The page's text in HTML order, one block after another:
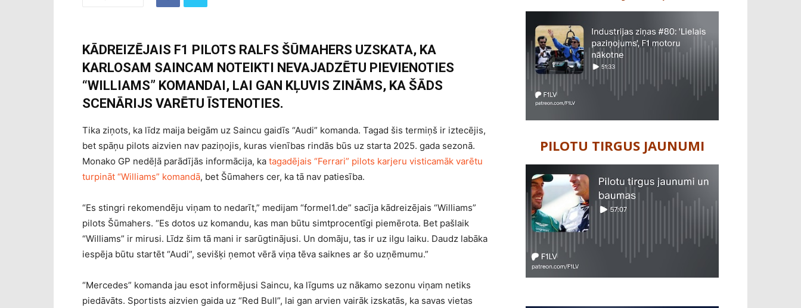
KĀDREIZĒJAIS F1 PILOTS RALFS ŠŪMAHERS UZSKATA, KA
KARLOSAM SAINCAM NOTEIKTI NEVAJADZĒTU PIEVIENOTIES
“WILLIAMS” KOMANDAI, LAI GAN KĻUVIS ZINĀMS, KA ŠĀDS
SCENĀRIJS VARĒTU ĪSTENOTIES.
Tika ziņots, ka līdz maija beigām uz Saincu gaidīs “Audi” komanda. Tagad šis termiņš ir iztecējis,
bet spāņu pilots aizvien nav paziņojis, kuras vienības rindās būs uz starta 2025. gada sezonā.
Monako GP nedēļā parādījās informācija, ka tagadējais “Ferrari” pilots karjeru visticamāk varētu
turpināt “Williams” komandā, bet Šūmahers cer, ka tā nav patiesība.
“Es stingri rekomendēju viņam to nedarīt,” medijam “formel1.de” sacīja kādreizējais “Williams”
pilots Šūmahers. “Es dotos uz komandu, kas man būtu simtprocentīgi piemērota. Bet pašlaik
“Williams” ir mirusi. Līdz šim tā mani ir sarūgtinājusi. Un domāju, tas ir uz ilgu laiku. Daudz labāka
iespēja būtu startēt “Audi”, sevišķi ņemot vērā viņa tēva saiknes ar šo uzņēmumu.”
“Mercedes” komanda jau esot informējusi Saincu, ka līgums uz nākamo sezonu viņam netiks
piedāvāts. Sportists aizvien gaida uz “Red Bull”, lai gan arvien vairāk izskatās, ka savas vietas
PILOTU TIRGUS JAUNUMI